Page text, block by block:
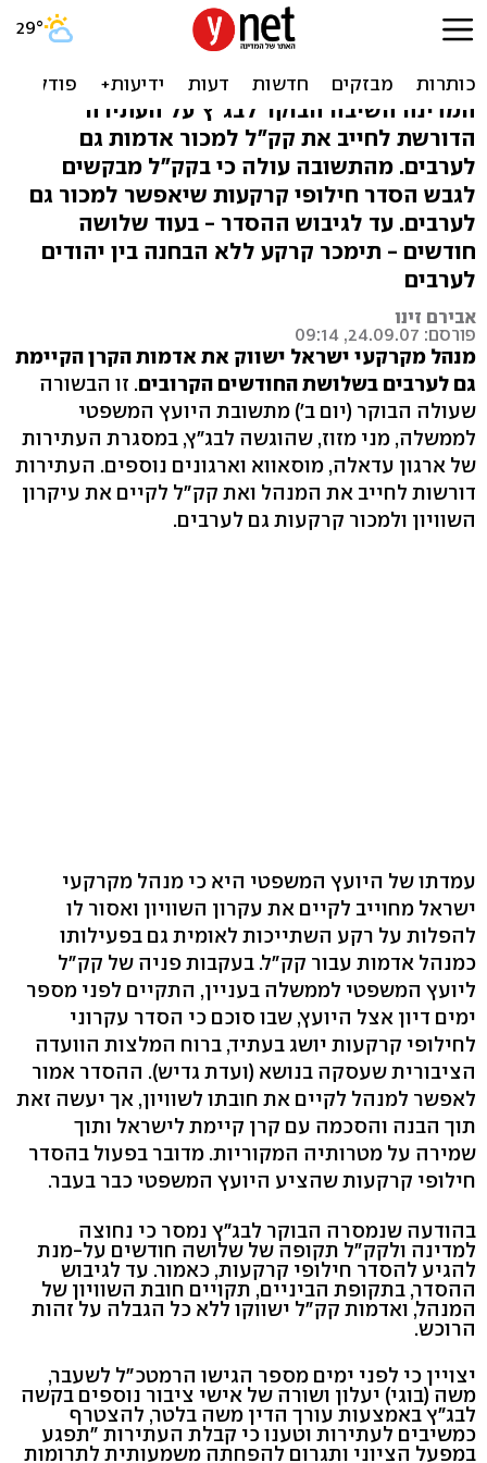
עד לגיבוש הסדר: קק"ל תמכור
קרקעות לערבים
המדינה השיבה הבוקר לבג"ץ על העתירה
הדורשת לחייב את קק"ל למכור אדמות גם
לערבים. מהתשובה עולה כי בקק"ל מבקשים
לגבש הסדר חילופי קרקעות שיאפשר למכור גם
לערבים. עד לגיבוש ההסדר - בעוד שלושה
חודשים - תימכר קרקע ללא הבחנה בין יהודים
לערבים
אבירם זינו
פורסם: 24.09.07, 09:14
מנהל מקרקעי ישראל ישווק את אדמות הקרן הקיימת
גם לערבים בשלושת החודשים הקרובים. זו הבשורה
שעולה הבוקר (יום ב') מתשובת היועץ המשפטי
לממשלה, מני מזוז, שהוגשה לבג"ץ, במסגרת העתירות
של ארגון עדאלה, מוסאווא וארגונים נוספים. העתירות
דורשות לחייב את המנהל ואת קק"ל לקיים את עיקרון
השוויון ולמכור קרקעות גם לערבים.
עמדתו של היועץ המשפטי היא כי מנהל מקרקעי
ישראל מחוייב לקיים את עקרון השוויון ואסור לו
להפלות על רקע השתייכות לאומית גם בפעילותו
כמנהל אדמות עבור קק"ל. בעקבות פניה של קק"ל
ליועץ המשפטי לממשלה בעניין, התקיים לפני מספר
ימים דיון אצל היועץ, שבו סוכם כי הסדר עקרוני
לחילופי קרקעות יושג בעתיד, ברוח המלצות הוועדה
הציבורית שעסקה בנושא (ועדת גדיש). ההסדר אמור
לאפשר למנהל לקיים את חובתו לשוויון, אך יעשה זאת
תוך הבנה והסכמה עם קרן קיימת לישראל ותוך
שמירה על מטרותיה המקוריות. מדובר בפעול בהסדר
חילופי קרקעות שהציע היועץ המשפטי כבר בעבר.
בהודעה שנמסרה הבוקר לבג"ץ נמסר כי נחוצה
למדינה ולקק"ל תקופה של שלושה חודשים על-מנת
להגיע להסדר חילופי קרקעות, כאמור. עד לגיבוש
ההסדר, בתקופת הביניים, תקויים חובת השוויון של
המנהל, ואדמות קק"ל ישווקו ללא כל הגבלה על זהות
הרוכש.
יצויין כי לפני ימים מספר הגישו הרמטכ"ל לשעבר,
משה (בוגי) יעלון ושורה של אישי ציבור נוספים בקשה
לבג"ץ באמצעות עורך הדין משה בלטר, להצטרף
כמשיבים לעתירות וטענו כי קבלת העתירות "תפגע
במפעל הציוני ותגרום להפחתה משמעותית לתרומות